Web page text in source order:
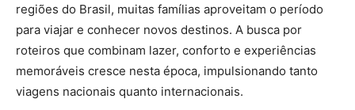
regiões do Brasil, muitas famílias aproveitam o período
para viajar e conhecer novos destinos. A busca por
roteiros que combinam lazer, conforto e experiências
memoráveis cresce nesta época, impulsionando tanto
viagens nacionais quanto internacionais.